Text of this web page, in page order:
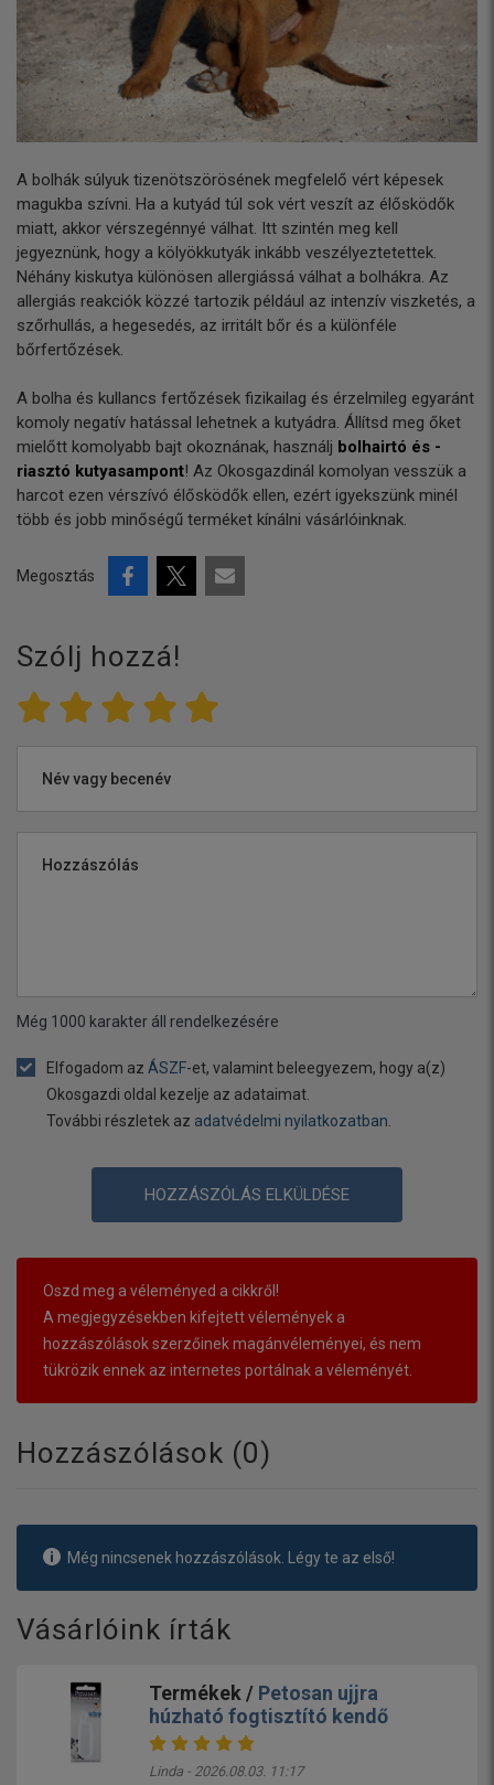
A bolhák súlyuk tizenötszörösének megfelelő vért képesek
magukba szívni. Ha a kutyád túl sok vért veszít az élősködők
miatt, akkor vérszegénnyé válhat. Itt szintén meg kell
jegyeznünk, hogy a kölyökkutyák inkább veszélyeztetettek.
Néhány kiskutya különösen allergiássá válhat a bolhákra. Az
allergiás reakciók közzé tartozik például az intenzív viszketés, a
szőrhullás, a hegesedés, az irritált bőr és a különféle
bőrfertőzések.
A bolha és kullancs fertőzések fizikailag és érzelmileg egyaránt
komoly negatív hatással lehetnek a kutyádra. Állítsd meg őket
mielőtt komolyabb bajt okoznának, használj bolhairtó és -
riasztó kutyasampont! Az Okosgazdinál komolyan vesszük a
harcot ezen vérszívó élősködők ellen, ezért igyekszünk minél
több és jobb minőségű terméket kínálni vásárlóinknak.
Megosztás
Szólj hozzá!
Név vagy becenév
Hozzászólás
Még 1000 karakter áll rendelkezésére
Elfogadom az ÁSZF-et, valamint beleegyezem, hogy a(z)
Okosgazdi oldal kezelje az adataimat.
További részletek az adatvédelmi nyilatkozatban.
HOZZÁSZÓLÁS ELKÜLDÉSE
Oszd meg a véleményed a cikkről!
A megjegyzésekben kifejtett vélemények a
hozzászólások szerzőinek magánvéleményei, és nem
tükrözik ennek az internetes portálnak a véleményét.
Hozzászólások (0)
Még nincsenek hozzászólások. Légy te az első!
Vásárlóink írták
Termékek / Petosan ujjra
húzható fogtisztító kendő
Linda - 2026.08.03. 11:17